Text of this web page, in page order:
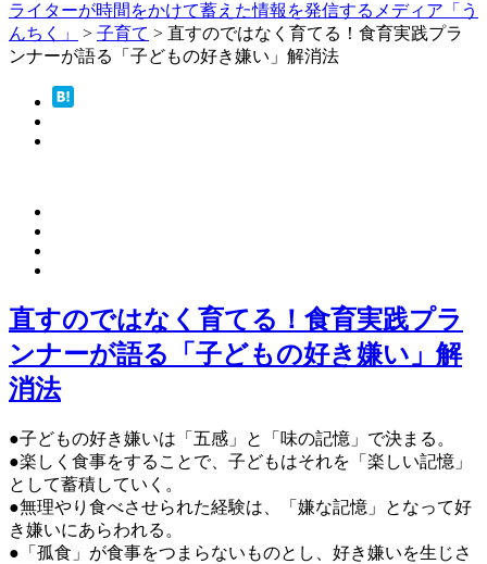
ライターが時間をかけて蓄えた情報を発信するメディア「う
んちく」
> 子育て > 直すのではなく育てる！食育実践プラ
ンナーが語る「子どもの好き嫌い」解消法
直すのではなく育てる！食育実践プラ
ンナーが語る「子どもの好き嫌い」解
消法
●子どもの好き嫌いは「五感」と「味の記憶」で決まる。
●楽しく食事をすることで、子どもはそれを「楽しい記憶」
として蓄積していく。
●無理やり食べさせられた経験は、「嫌な記憶」となって好
き嫌いにあらわれる。
●「孤食」が食事をつまらないものとし、好き嫌いを生じさ